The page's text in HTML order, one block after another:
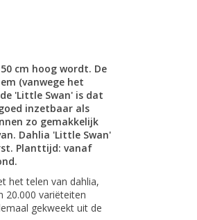
cm hoog wordt. De
(vanwege het
'Little Swan' is dat
inzetbaar als
zo gemakkelijk
Dahlia 'Little Swan'
Planttijd: vanaf
het telen van dahlia,
20.000 variëteiten
gekweekt uit de